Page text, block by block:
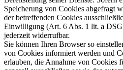
Speicherung von Cookies abgefragt
der betreffenden Cookies
Einwilligung (Art. 6 Abs. 1 lit. a
jederzeit widerrufbar.
Sie können Ihren Browser so
von Cookies informiert werden und
erlauben, die Annahme von Cookies